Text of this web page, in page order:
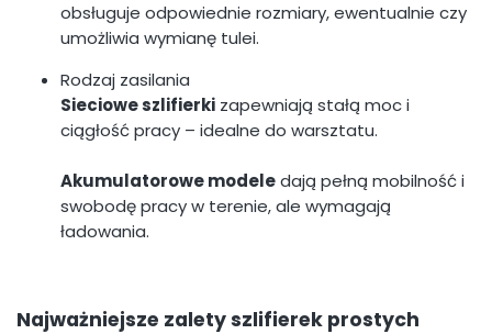
obsługuje odpowiednie rozmiary, ewentualnie czy
umożliwia wymianę tulei.
Rodzaj zasilania
Sieciowe szlifierki zapewniają stałą moc i
ciągłość pracy – idealne do warsztatu.
Akumulatorowe modeledają pełną mobilność i
swobodę pracy w terenie, ale wymagają
ładowania.
Najważniejsze zalety szlifierek prostych